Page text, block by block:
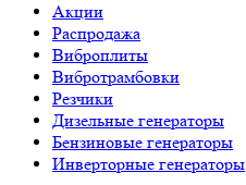
Акции
Распродажа
Виброплиты
Вибротрамбовки
Резчики
Дизельные генераторы
Бензиновые генераторы
Инверторные генераторы